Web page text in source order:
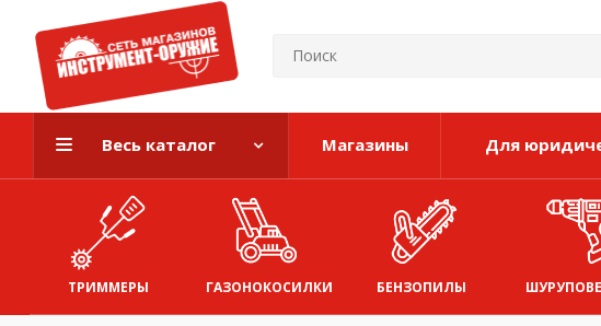
Весь каталог Магазины Для
ТРИММЕРЫ ГАЗОНОКОСИЛКИ БЕНЗОПИЛЫ